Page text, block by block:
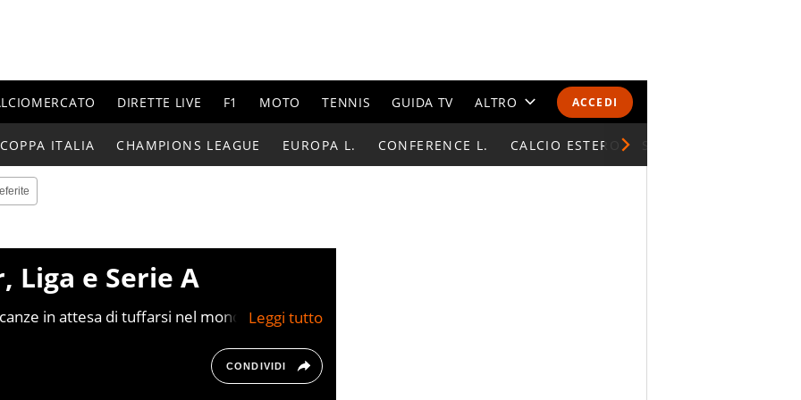
ACCEDI
DIRETTE LIVE F1 MOTO TENNIS GUIDA TV ALTRO
CALENDARI E CLASSIFICHE
COPPA ITALIA CHAMPIONS LEAGUE EUROPA L. CONFERENCE L. CALCIO ESTERO
Liga e Serie A
in attesa di tuffarsi nel mondo Juve. Il
tornare a vincere l'agognata Champions.
in conferenza stampa ha acceso
della Vecchia Signora, confermando
CONDIVIDI